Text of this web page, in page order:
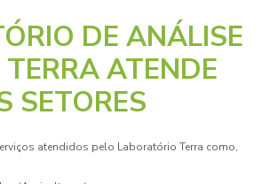
DE ANÁLISE
ATENDE
SETORES
atendidos pelo Laboratório Terra como,